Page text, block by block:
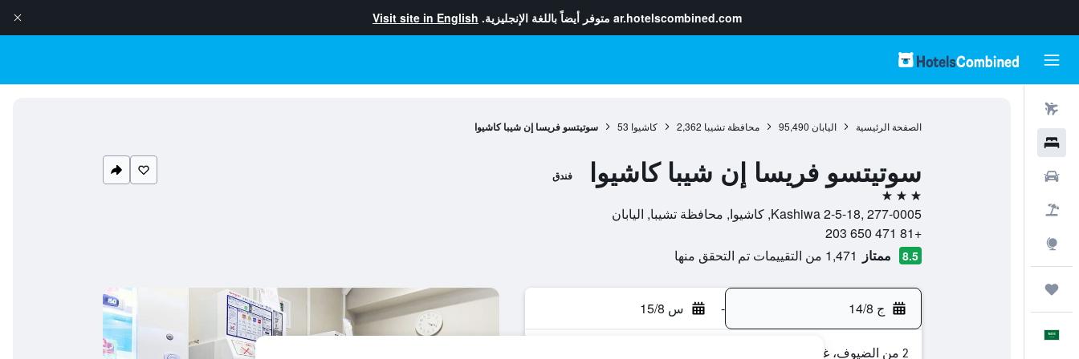
ar.hotelscombined.com متوفر أيضاً باللغة الإنجليزية. Visit site in English
الصفحة الرئيسية اليابان 95,490 محافظة تشيبا 2,362 كاشيوا 53 سوتيتسو فريسا إن شيبا كاشيوا
سوتيتسو فريسا إن شيبا كاشيوا فندق
3 نجوم
Kashiwa 2-5-18, 277-0005, كاشيوا, محافظة تشيبا, اليابان
+81 471 650 203
8.5 ممتاز 1,471 من التقييمات تم التحقق منها
ج 14/8 - س 15/8
2 من الضيوف، غرفة واحدة